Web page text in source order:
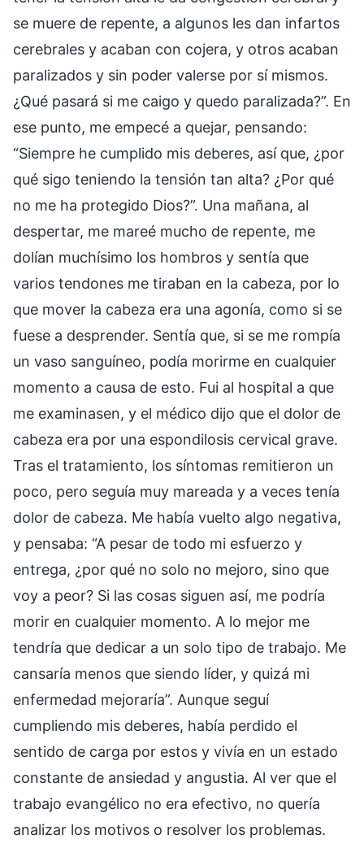
se muere de repente, a algunos les dan infartos
cerebrales y acaban con cojera, y otros acaban
paralizados y sin poder valerse por sí mismos.
¿Qué pasará si me caigo y quedo paralizada?”. En
ese punto, me empecé a quejar, pensando:
“Siempre he cumplido mis deberes, así que, ¿por
qué sigo teniendo la tensión tan alta? ¿Por qué
no me ha protegido Dios?”. Una mañana, al
despertar, me mareé mucho de repente, me
dolían muchísimo los hombros y sentía que
varios tendones me tiraban en la cabeza, por lo
que mover la cabeza era una agonía, como si se
fuese a desprender. Sentía que, si se me rompía
un vaso sanguíneo, podía morirme en cualquier
momento a causa de esto. Fui al hospital a que
me examinasen, y el médico dijo que el dolor de
cabeza era por una espondilosis cervical grave.
Tras el tratamiento, los síntomas remitieron un
poco, pero seguía muy mareada y a veces tenía
dolor de cabeza. Me había vuelto algo negativa,
y pensaba: “A pesar de todo mi esfuerzo y
entrega, ¿por qué no solo no mejoro, sino que
voy a peor? Si las cosas siguen así, me podría
morir en cualquier momento. A lo mejor me
tendría que dedicar a un solo tipo de trabajo. Me
cansaría menos que siendo líder, y quizá mi
enfermedad mejoraría”. Aunque seguí
cumpliendo mis deberes, había perdido el
sentido de carga por estos y vivía en un estado
constante de ansiedad y angustia. Al ver que el
trabajo evangélico no era efectivo, no quería
analizar los motivos o resolver los problemas.